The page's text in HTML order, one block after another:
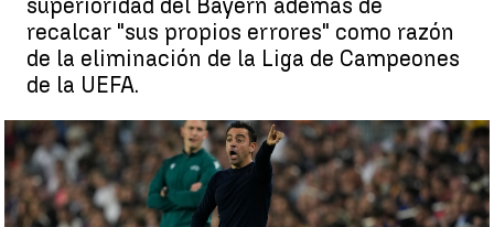
superioridad del Bayern además de
recalcar "sus propios errores" como razón
de la eliminación de la Liga de Campeones
de la UEFA.
Xavi Hernández, tras el KO en Champions: "Es cruel, pero hay que
crecer a base de castañas y la de hoy es buena" |EFE